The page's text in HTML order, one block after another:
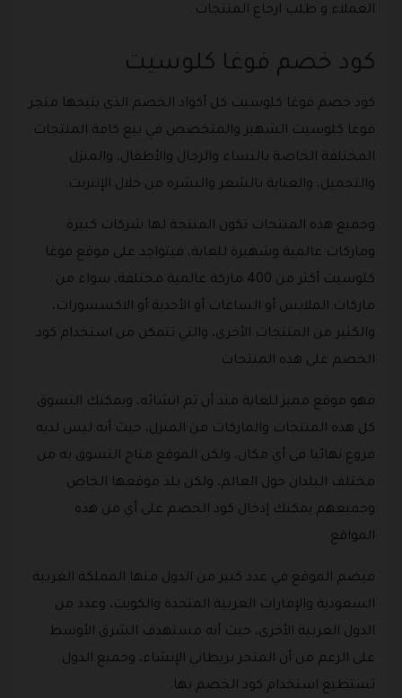
العملاء و طلب ارجاع المنتجات .
كود خصم فوغا كلوسيت
كود خصم فوغا كلوسيت كل أكواد الخصم الذي يتيحها متجر
فوغا كلوسيت الشهير والمتخصص في بيع كافة المنتجات
المختلفة الخاصة بالنساء والرجال والأطفال، والمنزل
والتجميل، والعناية بالشعر والبشره من خلال الإنترنت.
وجميع هذه المنتجات تكون المنتجة لها شركات كبيرة
وماركات عالمية وشهيرة للغاية، فيتواجد على موقع فوغا
كلوسيت أكثر من 400 ماركة عالمية مختلفة، سواء من
ماركات الملابس أو الساعات أو الأحذية أو الاكسسورات،
والكثير من المنتجات الأخرى، والتي تتمكن من استخدام كود
الخصم على هذه المنتجات.
فهو موقع مميز للغاية منذ أن تم انشائه، ويمكنك التسوق
كل هذه المنتجات والماركات من المنزل، حيث أنه ليس لديه
فروع نهائيا في أي مكان، ولكن الموقع متاح التسوق به من
مختلف البلدان حول العالم، ولكن بلد موقعها الخاص
وجميعهم يمكنك إدخال كود الخصم على أي من هذه
المواقع.
فيضم الموقع في عدد كبير من الدول منها المملكة العربية
السعودية والإمارات العربية المتحدة والكويت، وعدد من
الدول العربية الأخرى، حيث أنه مستهدف الشرق الأوسط
على الرغم من أن المتجر بريطاني الإنشاء، وجميع الدول
تستطيع استخدام كود الخصم بها.